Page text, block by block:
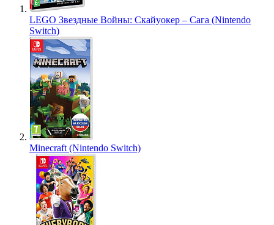
LEGO Звездные Войны: Скайуокер – Сага (Nintendo
Switch)
Minecraft (Nintendo Switch)